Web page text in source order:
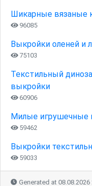
Шикарные вязаные
96085
Выкройки оленей и
75103
Текстильный
выкройки
60906
Милые игрушечные
59462
Выкройки
59033
Generated at